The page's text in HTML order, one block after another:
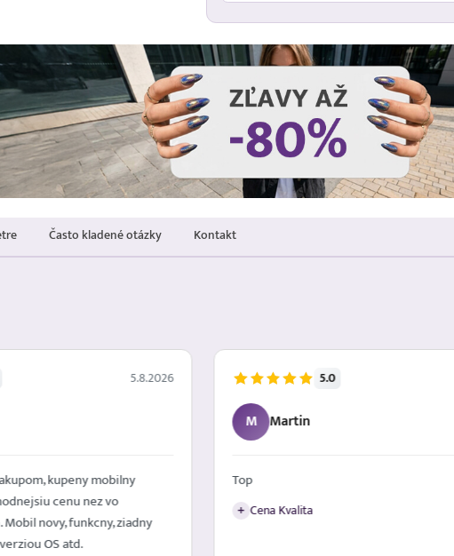
Často kladené otázky Kontakt
5.8.2026
kupeny mobilny
cenu nez vo
novy, funkcny, ziadny
OS atd.
5.0
M Martin
Top
+ Cena Kvalita